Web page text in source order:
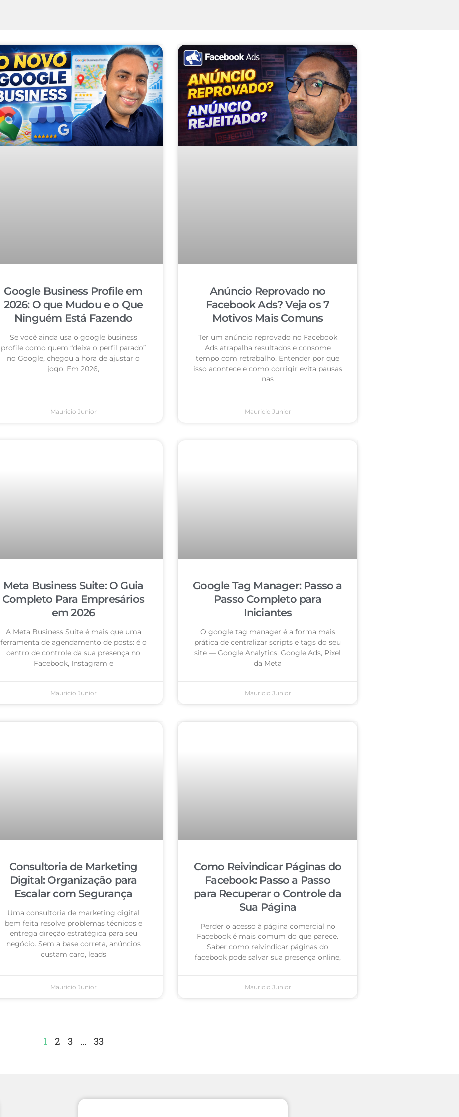
Google Business Profile em
2026: O que Mudou e o Que
Ninguém Está Fazendo
Se você ainda usa o google business
profile como quem “deixa o perfil parado”
no Google, chegou a hora de ajustar o
jogo. Em 2026,
Mauricio Junior
Anúncio Reprovado no
Facebook Ads? Veja os 7
Motivos Mais Comuns
Ter um anúncio reprovado no Facebook
Ads atrapalha resultados e consome
tempo com retrabalho. Entender por que
isso acontece e como corrigir evita pausas
nas
Mauricio Junior
Meta Business Suite: O Guia
Completo Para Empresários
em 2026
A Meta Business Suite é mais que uma
ferramenta de agendamento de posts: é o
centro de controle da sua presença no
Facebook, Instagram e
Mauricio Junior
Google Tag Manager: Passo a
Passo Completo para
Iniciantes
O google tag manager é a forma mais
prática de centralizar scripts e tags do seu
site — Google Analytics, Google Ads, Pixel
da Meta
Mauricio Junior
Consultoria de Marketing
Digital: Organização para
Escalar com Segurança
Uma consultoria de marketing digital
bem feita resolve problemas técnicos e
entrega direção estratégica para seu
negócio. Sem a base correta, anúncios
custam caro, leads
Mauricio Junior
Como Reivindicar Páginas do
Facebook: Passo a Passo
para Recuperar o Controle da
Sua Página
Perder o acesso à página comercial no
Facebook é mais comum do que parece.
Saber como reivindicar páginas do
facebook pode salvar sua presença online,
Mauricio Junior
1 2 3 … 33